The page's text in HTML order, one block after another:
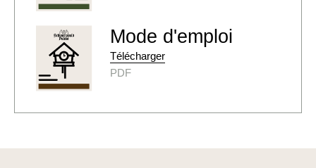
Mode d'emploi
Télécharger
PDF